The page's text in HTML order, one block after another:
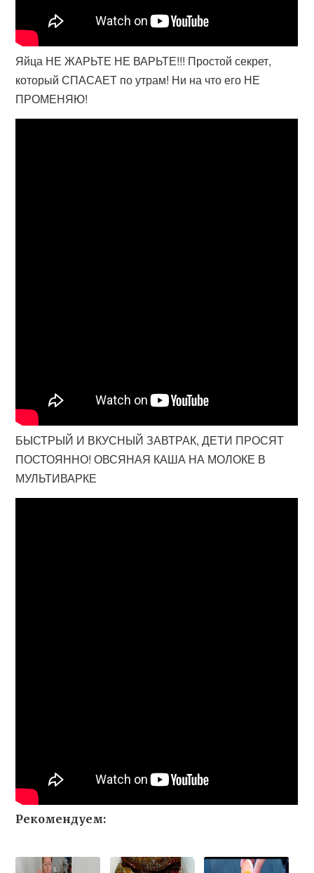
Яйца НЕ ЖАРЬТЕ НЕ ВАРЬТЕ!!! Простой секрет,
который СПАСАЕТ по утрам! Ни на что его НЕ
ПРОМЕНЯЮ!
БЫСТРЫЙ И ВКУСНЫЙ ЗАВТРАК, ДЕТИ ПРОСЯТ
ПОСТОЯННО! ОВСЯНАЯ КАША НА МОЛОКЕ В
МУЛЬТИВАРКЕ
Рекомендуем: